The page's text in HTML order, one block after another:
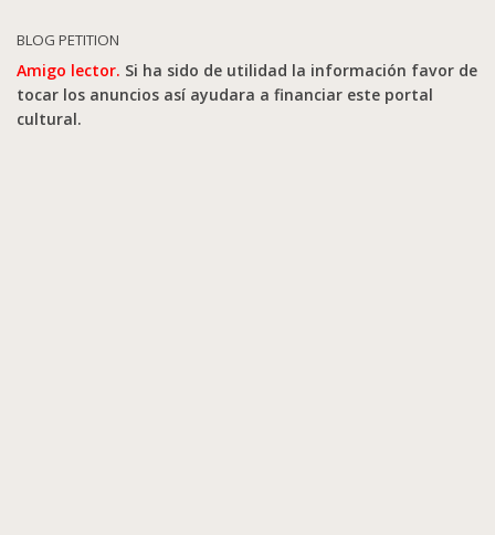
BLOG PETITION
Amigo lector. Si ha sido de utilidad la información favor de
tocar los anuncios así ayudara a financiar este portal
cultural.